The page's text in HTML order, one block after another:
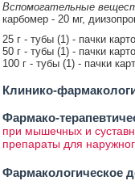
Вспомогательные
карбомер - 20 мг,
25 г - тубы (1) - пачки
50 г - тубы (1) - пачки
100 г - тубы (1) - пачки
Клинико-
Фармако-
при мышечных и
препараты для
Фармакологическое